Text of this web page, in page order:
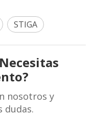
STIGA
nosotros y
dudas.